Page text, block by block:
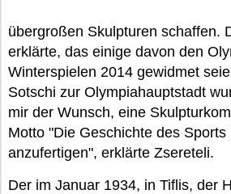
übergroßen Skulpturen schaffen.
erklärte, das einige davon den
Winterspielen 2014 gewidmet
Sotschi zur Olympiahauptstadt
mir der Wunsch, eine
Motto "Die Geschichte des Sports
anzufertigen", erklärte Zsereteli.
Der im Januar 1934, in Tiflis, der